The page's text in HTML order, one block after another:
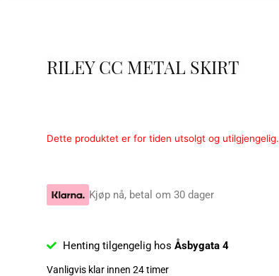
RILEY CC METAL SKIRT
Dette produktet er for tiden utsolgt og utilgjengelig.
Kjøp nå, betal om 30 dager
Henting tilgengelig hos Åsbygata 4
Vanligvis klar innen 24 timer